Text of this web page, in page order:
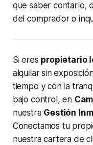
que saber contarlo,
del comprador o
Si eres propietario
alquilar sin
tiempo y con la
bajo control, en
nuestra Gestión
Conectamos tu
nuestra cartera de